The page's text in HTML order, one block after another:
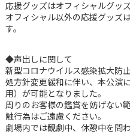
応援グッズはオフィシャルグッ
オフィシャル以外の応援グッズ
す。
◆声出しに関して
新型コロナウイルス感染拡大防
処方針変更緩和に伴い、本公演
用）が可能となりました。
周りのお客様の鑑賞を妨げない
触行為はご遠慮ください。
劇場内では観劇中、休憩中を問